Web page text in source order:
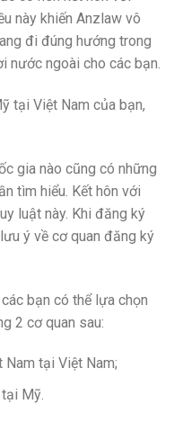
này khiến Anzlaw vô
đi đúng hướng trong
nước ngoài cho các bạn.
tại Việt Nam của bạn,
gia nào cũng có những
tìm hiểu. Kết hôn với
luật này. Khi đăng ký
ý về cơ quan đăng ký
bạn có thể lựa chọn
2 cơ quan sau:
Nam tại Việt Nam;
Mỹ.